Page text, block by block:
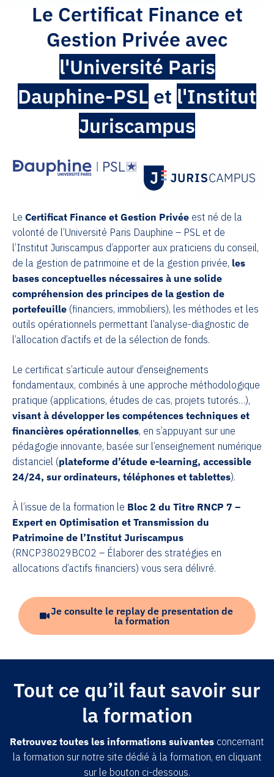
Le Certificat Finance et
Gestion Privée avec
l'Université Paris
Dauphine-PSL et l'Institut
Juriscampus
Le Certificat Finance et Gestion Privée est né de la
volonté de l’Université Paris Dauphine – PSL et de
l’Institut Juriscampus d’apporter aux praticiens du conseil,
de la gestion de patrimoine et de la gestion privée, les
bases conceptuelles nécessaires à une solide
compréhension des principes de la gestion de
portefeuille (financiers, immobiliers), les méthodes et les
outils opérationnels permettant l’analyse-diagnostic de
l’allocation d’actifs et de la sélection de fonds.
Le certificat s’articule autour d’enseignements
fondamentaux, combinés à une approche méthodologique
pratique (applications, études de cas, projets tutorés…),
visant à développer les compétences techniques et
financières opérationnelles, en s’appuyant sur une
pédagogie innovante, basée sur l’enseignement numérique
distanciel (plateforme d’étude e-learning, accessible
24/24, sur ordinateurs, téléphones et tablettes).
À l’issue de la formation le Bloc 2 du Titre RNCP 7 –
Expert en Optimisation et Transmission du
Patrimoine de l’Institut Juriscampus
(RNCP38029BC02 – Élaborer des stratégies en
allocations d’actifs financiers) vous sera délivré.
Je consulte le replay de presentation de
la formation
Tout ce qu’il faut savoir sur
la formation
Retrouvez toutes les informations suivantes concernant
la formation sur notre site dédié à la formation, en cliquant
sur le bouton ci-dessous.